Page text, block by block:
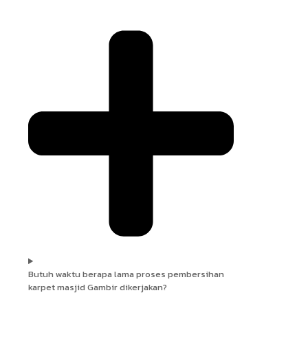
Butuh waktu berapa lama proses pembersihan
karpet masjid Gambir dikerjakan?